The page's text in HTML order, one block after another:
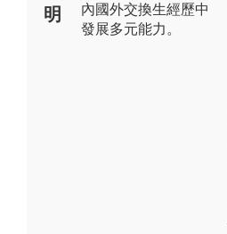
明
內國外交換生經歷中
發展多元能力。